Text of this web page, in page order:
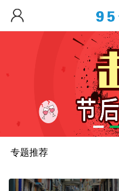
专题推荐